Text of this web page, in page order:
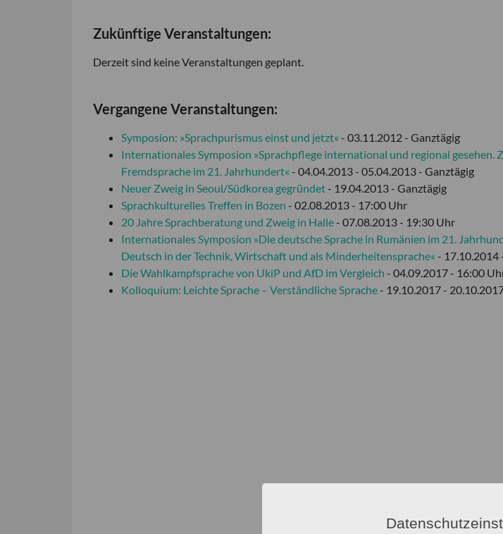
Zukünftige Veranstaltungen:
Derzeit sind keine Veranstaltungen geplant.
Vergangene Veranstaltungen:
Symposion: »Sprachpurismus einst und jetzt« - 03.11.2012 - Ganztägig
Internationales Symposion »Sprachpflege international und regional gesehen.
Fremdsprache im 21. Jahrhundert« - 04.04.2013 - 05.04.2013 - Ganztägig
Neuer Zweig in Seoul/Südkorea gegründet- 19.04.2013 - Ganztägig
Sprachkulturelles Treffen in Bozen - 02.08.2013 - 17:00 Uhr
20 Jahre Sprachberatung und Zweig in Halle- 07.08.2013 - 19:30 Uhr
Internationales Symposion »Die deutsche Sprache in Rumänien im 21.
Deutsch in der Technik, Wirtschaft und als Minderheitensprache« - 17.10.2014
Die Wahlkampfsprache von UkiP und AfD im Vergleich - 04.09.2017 - 16:00
Kolloquium: Leichte Sprache – Verständliche Sprache- 19.10.2017 -